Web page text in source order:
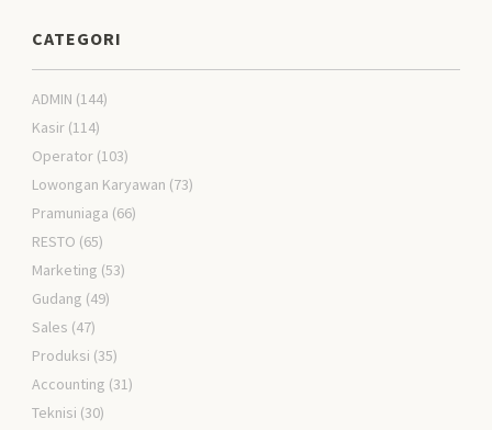
CATEGORI
ADMIN (144)
Kasir (114)
Operator (103)
Lowongan Karyawan (73)
Pramuniaga (66)
RESTO (65)
Marketing (53)
Gudang (49)
Sales (47)
Produksi (35)
Accounting (31)
Teknisi (30)